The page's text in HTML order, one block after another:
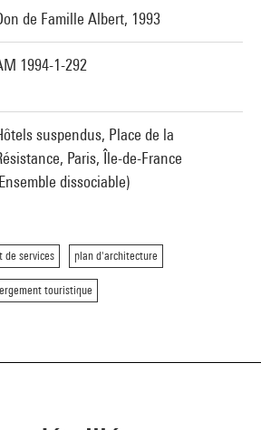
de Famille Albert, 1993
1994-1-292
suspendus, Place de la
Paris, Île-de-France
dissociable)
de services plan d'architecture
touristique